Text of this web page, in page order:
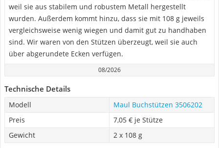
weil sie aus stabilem und robustem Metall hergestellt
wurden. Außerdem kommt hinzu, dass sie mit 108 g jeweils
vergleichsweise wenig wiegen und damit gut zu handhaben
sind. Wir waren von den Stützen überzeugt, weil sie auch
über abgerundete Ecken verfügen.
08/2026
Technische Details
Modell
Maul Buchstützen 3506202
Preis
7,05 € je Stütze
Gewicht
2 x 108 g